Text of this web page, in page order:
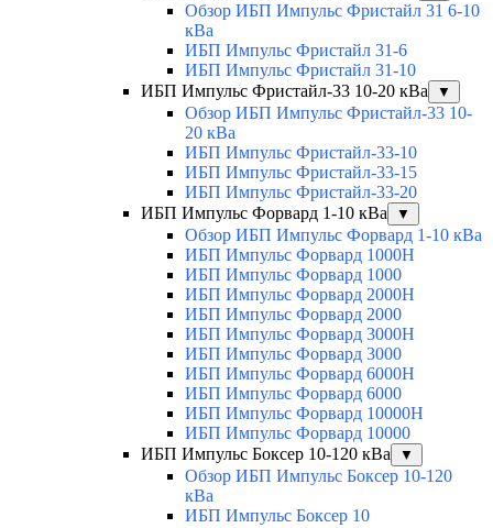
Обзор ИБП Импульс Фристайл 31 6-10
кВа
ИБП Импульс Фристайл 31-6
ИБП Импульс Фристайл 31-10
ИБП Импульс Фристайл-33 10-20 кВа
▼
Обзор ИБП Импульс Фристайл-33 10-
20 кВа
ИБП Импульс Фристайл-33-10
ИБП Импульс Фристайл-33-15
ИБП Импульс Фристайл-33-20
ИБП Импульс Форвард 1-10 кВа
▼
Обзор ИБП Импульс Форвард 1-10 кВа
ИБП Импульс Форвард 1000H
ИБП Импульс Форвард 1000
ИБП Импульс Форвард 2000H
ИБП Импульс Форвард 2000
ИБП Импульс Форвард 3000H
ИБП Импульс Форвард 3000
ИБП Импульс Форвард 6000H
ИБП Импульс Форвард 6000
ИБП Импульс Форвард 10000H
ИБП Импульс Форвард 10000
ИБП Импульс Боксер 10-120 кВа
▼
Обзор ИБП Импульс Боксер 10-120
кВа
ИБП Импульс Боксер 10